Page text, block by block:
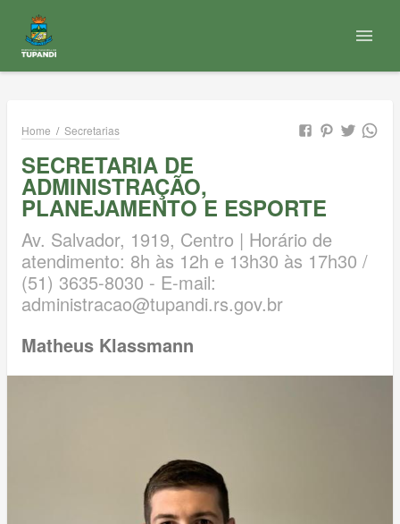
Home / Secretarias
SECRETARIA DE
ADMINISTRAÇÃO,
PLANEJAMENTO E ESPORTE
Av. Salvador, 1919, Centro | Horário de
atendimento: 8h às 12h e 13h30 às 17h30 /
(51) 3635-8030 - E-mail:
administracao@tupandi.rs.gov.br
Matheus Klassmann